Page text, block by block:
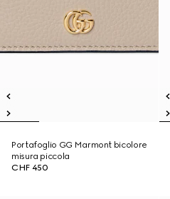
Portafoglio GG Marmont bicolore
misura piccola
CHF 450